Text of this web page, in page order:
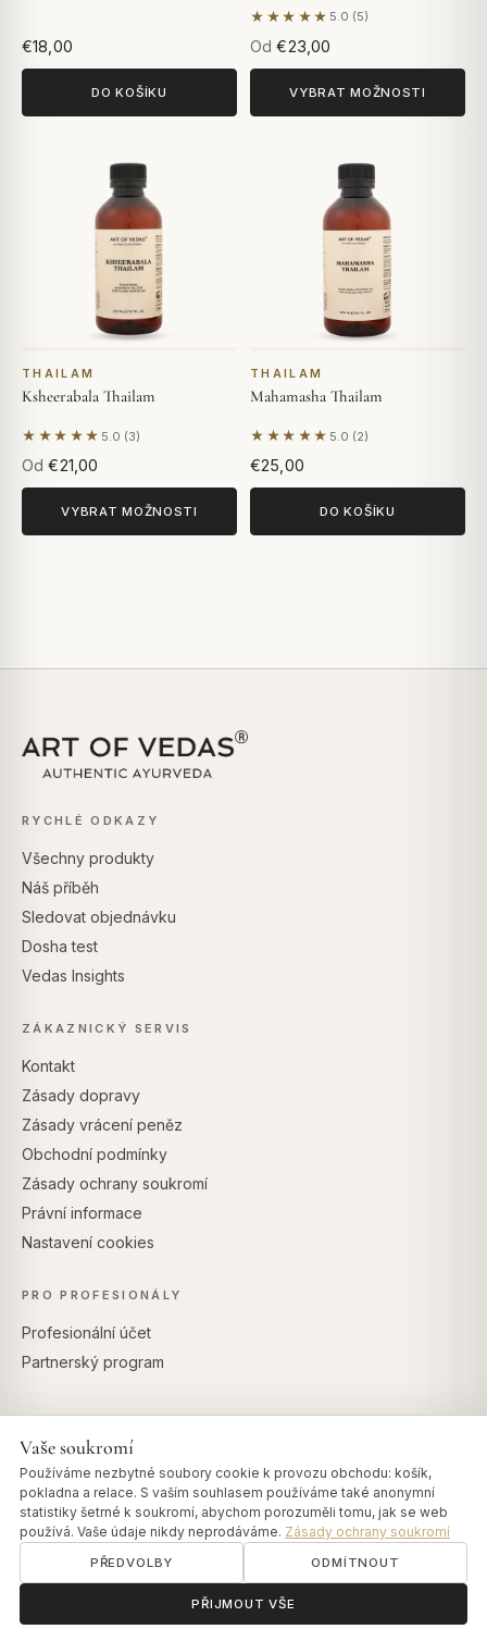
€18,00
DO KOŠÍKU
★★★★★ 5.0 (5)
Na základě 5 hodnocení
Od €23,00
VYBRAT MOŽNOSTI
THAILAM
Ksheerabala Thailam
★★★★★ 5.0 (3)
Na základě 3 hodnocení
Od €21,00
VYBRAT MOŽNOSTI
THAILAM
Mahamasha Thailam
★★★★★ 5.0 (2)
Na základě 2 hodnocení
€25,00
DO KOŠÍKU
RYCHLÉ ODKAZY
Všechny produkty
Náš příběh
Sledovat objednávku
Dosha test
Vedas Insights
ZÁKAZNICKÝ SERVIS
Kontakt
Zásady dopravy
Zásady vrácení peněz
Obchodní podmínky
Zásady ochrany soukromí
Právní informace
Nastavení cookies
PRO PROFESIONÁLY
Profesionální účet
Partnerský program
ॐ
Vaše soukromí
Používáme nezbytné soubory cookie k provozu obchodu: košík,
pokladna a relace. S vaším souhlasem používáme také anonymní
statistiky šetrné k soukromí, abychom porozuměli tomu, jak se web
používá. Vaše údaje nikdy neprodáváme. Zásady ochrany soukromí
PŘEDVOLBY ODMÍTNOUT
PŘIJMOUT VŠE